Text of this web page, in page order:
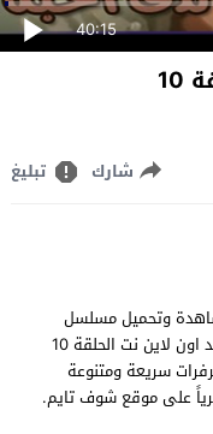
40:15
شارك تبليغ
يوتيوب مشاهدة وتحميل مسلسل
اللص الذي أحبه الحلقة 10 بجودة عالية شاهد اون لاين نت الحلقة 10
مسلسل اللص الذي أحبه 10 سيرفرات سريعة ومتنوعة
على موقع شوف تايم.